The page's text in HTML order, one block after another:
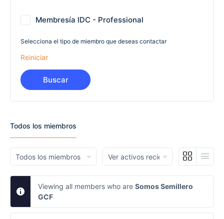
Membresía IDC - Professional
Selecciona el tipo de miembro que deseas contactar
Reiniciar
Todos los miembros
Order
By:
Order
By:
Viewing all members who are Somos Semillero
GCF